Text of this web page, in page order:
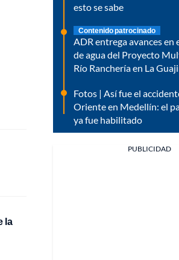
la
esto se sabe
Contenido patrocinado
ADR entrega avances en
de agua del Proyecto
Río Ranchería en La
Fotos | Así fue el
Oriente en Medellín: el
ya fue habilitado
PUBLICIDAD